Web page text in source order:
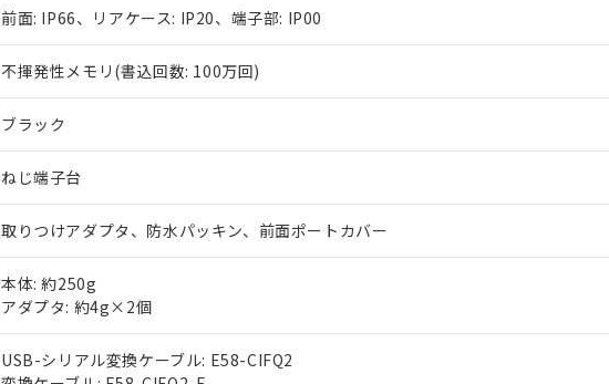
前面: IP66、リアケース: IP20、端子部: IP00
不揮発性メモリ(書込回数: 100万回)
ブラック
ねじ端子台
取りつけアダプタ、防水パッキン、前面ポートカバー
本体: 約250g
アダプタ: 約4g×2個
USB-シリアル変換ケーブル: E58-CIFQ2